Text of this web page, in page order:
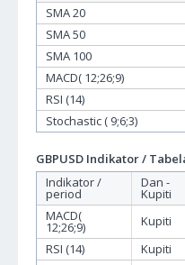
SMA 20
SMA 50
SMA 100
MACD( 12;26;9)
RSI (14)
Stochastic ( 9;6;3)
GBPUSD Indikator /
Indikator /
period
Dan -
Kupiti
MACD(
12;26;9) Kupiti
RSI (14)
Kupiti